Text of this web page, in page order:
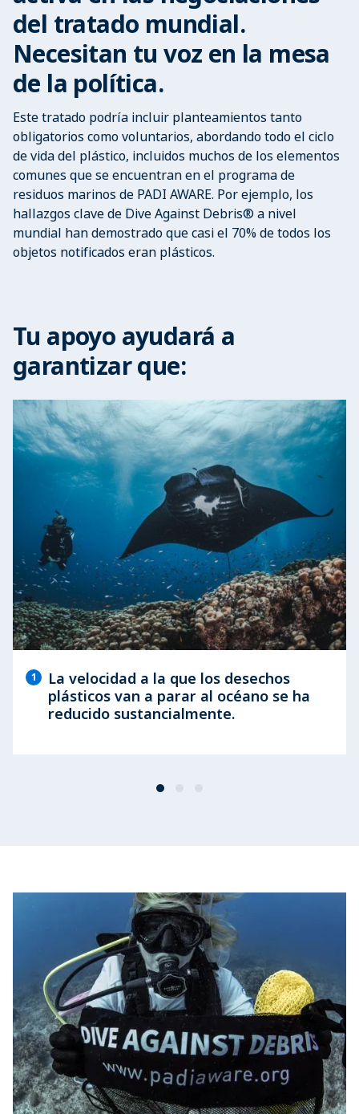
del tratado mundial.
Necesitan tu voz en la mesa
de la política.
Este tratado podría incluir planteamientos tanto
obligatorios como voluntarios, abordando todo el ciclo
de vida del plástico, incluidos muchos de los elementos
comunes que se encuentran en el programa de
residuos marinos de PADI AWARE. Por ejemplo, los
hallazgos clave de Dive Against Debris® a nivel
mundial han demostrado que casi el 70% de todos los
objetos notificados eran plásticos.
Tu apoyo ayudará a
garantizar que:
1
La velocidad a la que los desechos
plásticos van a parar al océano se ha
reducido sustancialmente.